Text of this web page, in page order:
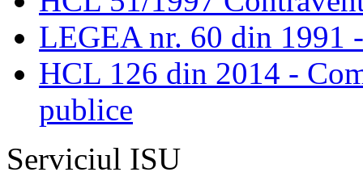
LEGEA nr. 60 din 1991
HCL 126 din 2014 -
publice
Serviciul ISU